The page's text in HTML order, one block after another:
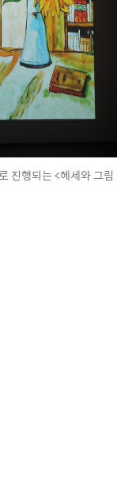
진행되는 <헤세와 그림